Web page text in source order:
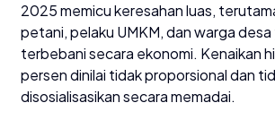
2025 memicu keresahan luas,
petani, pelaku UMKM, dan warga
terbebani secara ekonomi. Kenaikan
persen dinilai tidak proporsional dan
disosialisasikan secara memadai.